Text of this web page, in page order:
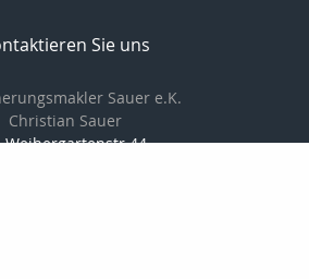
Sie uns
Sauer e.K.
Christian Sauer
Weihergartenstr.44